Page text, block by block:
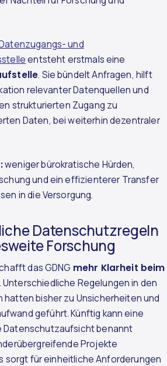
und
entsteht erstmals eine
. Sie bündelt Anfragen, hilft
relevanter Datenquellen und
strukturierten Zugang zu
Daten, bei weiterhin dezentraler
weniger bürokratische Hürden,
und ein effizienterer Transfer
in die Versorgung.
Datenschutzregeln
Forschung
das GDNG mehr Klarheit beim
. Unterschiedliche Regelungen in den
hatten bisher zu Unsicherheiten und
geführt. Künftig kann eine
benannt
Projekte
sorgt für einheitliche Anforderungen